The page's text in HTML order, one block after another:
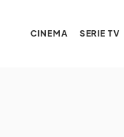
CINEMA SERIE TV